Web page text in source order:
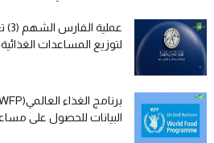
لتوزيع المساعدات
البيانات للحصول على